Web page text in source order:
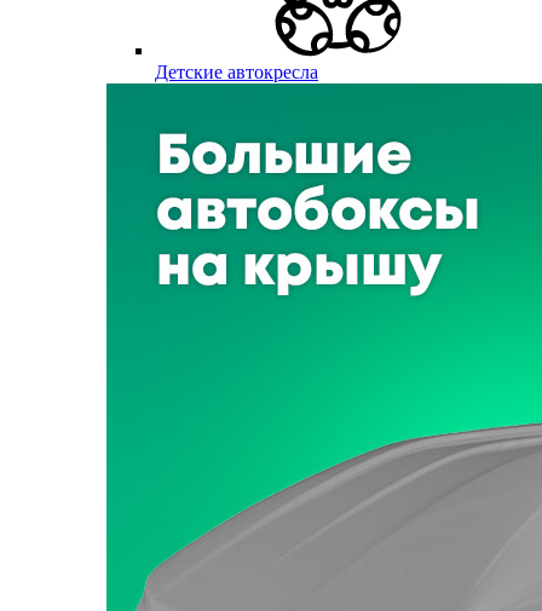
Детские автокресла